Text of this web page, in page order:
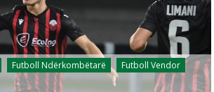
Futboll Ndërkombëtarë
Futboll Vendor